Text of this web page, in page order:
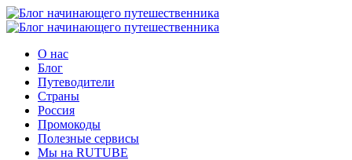
О нас
Блог
Путеводители
Страны
Россия
Промокоды
Полезные сервисы
Мы на RUTUBE